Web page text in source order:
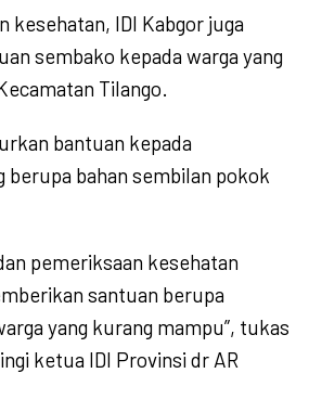
kesehatan, IDI Kabgor juga
sembako kepada warga yang
Tilango.
bantuan kepada
berupa bahan sembilan pokok
pemeriksaan kesehatan
santuan berupa
yang kurang mampu”, tukas
ketua IDI Provinsi dr AR